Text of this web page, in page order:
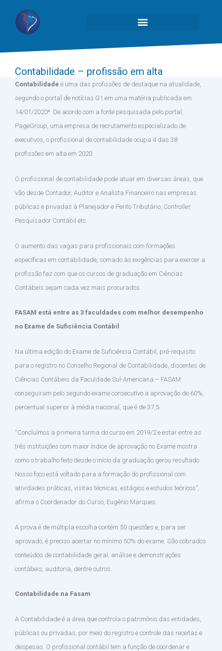
Contabilidade – profissão em alta
Contabilidade é uma das profissões de destaque na atualidade,
segundo o portal de notícias G1 em uma matéria publicada em
14/01/2020*. De acordo com a fonte pesquisada pelo portal,
PageGroup, uma empresa de recrutamento especializado de
executivos, o profissional de contabilidade ocupa 4 das 38
profissões em alta em 2020.
O profissional de contabilidade pode atuar em diversas áreas, que
vão desde Contador, Auditor e Analista Financeiro nas empresas
públicas e privadas à Planejador e Perito Tributário, Controller,
Pesquisador Contábil etc.
O aumento das vagas para profissionais com formações
específicas em contabilidade, somado às exigências para exercer a
profissão faz com que os cursos de graduação em Ciências
Contábeis sejam cada vez mais procurados.
FASAM está entre as 3 faculdades com melhor desempenho
no Exame de Suficiência Contábil
Na última edição do Exame de Suficiência Contábil, pré-requisito
para o registro no Conselho Regional de Contabilidade, discentes de
Ciências Contábeis da Faculdade Sul-Americana – FASAM
conseguiram pelo segundo exame consecutivo a aprovação de 60%,
percentual superior à média nacional, que é de 37,5.
“Concluímos a primeira turma do curso em 2019/2 e estar entre as
três instituições com maior índice de aprovação no Exame mostra
como o trabalho feito desde o início da graduação gerou resultado.
Nosso foco está voltado para a formação do profissional com
atividades práticas, visitas técnicas, estágios e estudos teóricos”,
afirma o Coordenador do Curso, Eugênio Marques.
A prova é de múltipla escolha contém 50 questões e, para ser
aprovado, é preciso acertar no mínimo 50% do exame. São cobrados
conteúdos de contabilidade geral, análise e demonstrações
contábeis, auditoria, dentre outros.
Contabilidade na Fasam
A Contabilidade é a área que controla o patrimônio das entidades,
públicas ou privadas, por meio do registro e controle das receitas e
despesas. O profissional contábil tem a função de coordenar e